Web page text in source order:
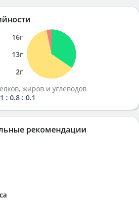
16г
13г
2г
жиров и углеводов
1 : 0.8 : 0.1
рекомендации